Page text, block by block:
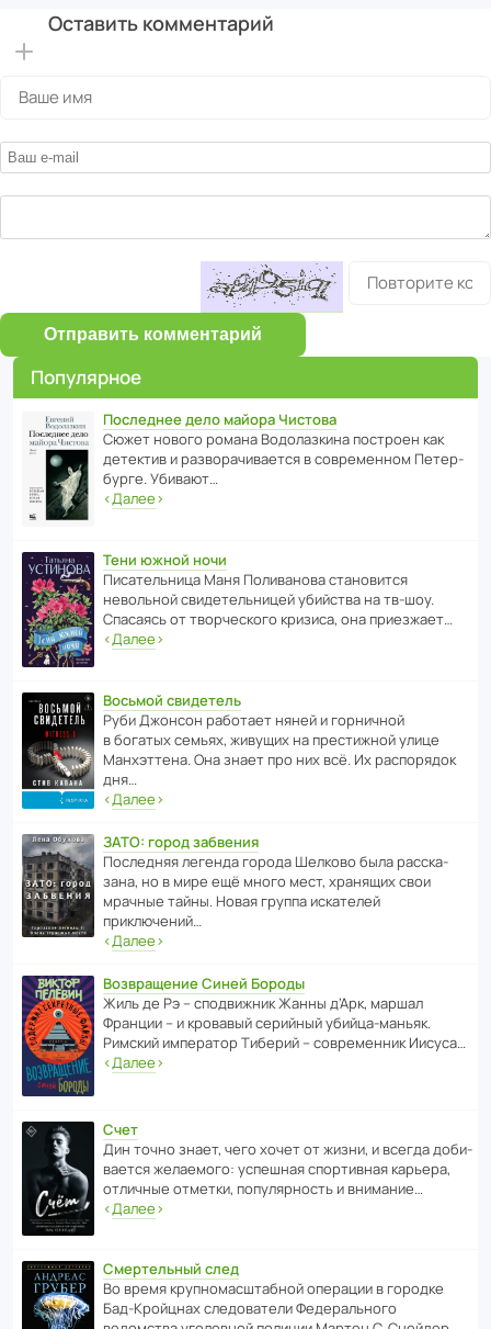
Оставить комментарий
Отправить комментарий
Популярное
Последнее дело майора Чистова
Сюжет нового романа Водо­ла­з­кина пост­роен как
дете­ктив и разво­ра­чи­ва­ется в совре­менном Пете­р­
бурге. Убивают…
‹Далее›
Тени южной ночи
Писа­тель­ница Маня Поли­ва­нова стано­вится
невольной свиде­тель­ницей убийства на тв-шоу.
Спасаясь от твор­че­с­кого кризиса, она приезжает…
‹Далее›
Восьмой свидетель
Руби Джонсон рабо­тает няней и горни­чной
в богатых семьях, живущих на прес­ти­жной улице
Манх­эт­тена. Она знает про них всё. Их распо­рядок
дня…
‹Далее›
ЗАТО: город забвения
После­дняя легенда города Шелково была расска­
зана, но в мире ещё много мест, хранящих свои
мрачные тайны. Новая группа иска­телей
приключений…
‹Далее›
Возвращение Синей Бороды
Жиль де Рэ – спод­ви­жник Жанны д’Арк, маршал
Франции – и кровавый серийный убийца-маньяк.
Римский импе­ратор Тиберий – совре­менник Иисуса…
‹Далее›
Счет
Дин точно знает, чего хочет от жизни, и всегда доби­
ва­ется жела­е­мого: успе­шная спор­ти­вная карьера,
отли­чные отметки, попу­ля­р­ность и внимание…
‹Далее›
Смертельный след
Во время круп­но­мас­ш­та­бной операции в городке
Бад‑Крой­цнах следо­ва­тели Феде­раль­ного